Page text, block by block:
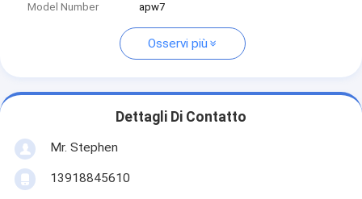
Model Number apw7
Osservi più
Dettagli Di Contatto
Mr. Stephen
13918845610